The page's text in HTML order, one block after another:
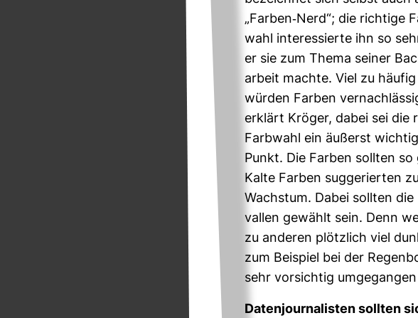
„Farben-​Nerd“; die rich­tige
wahl inter­es­sierte ihn so
er sie zum Thema seiner
ar­beit machte. Viel zu häufig
würden Farben
erklärt Kröger, dabei sei die
Farb­wahl ein äußerst
Punkt. Die Farben sollten
Kalte Farben sug­ge­rierten
Wachstum. Dabei sollten
vallen gewählt sein. Denn
zu anderen plötz­lich viel
zum Bei­spiel bei der
sehr vor­sichtig
Daten­jour­na­listen sollten